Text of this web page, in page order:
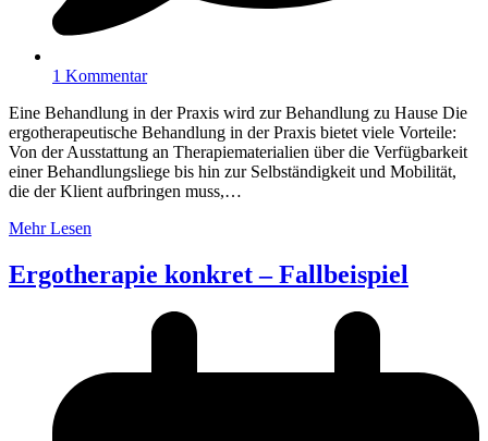
1 Kommentar
Eine Behandlung in der Praxis wird zur Behandlung zu Hause Die
ergotherapeutische Behandlung in der Praxis bietet viele Vorteile:
Von der Ausstattung an Therapiematerialien über die Verfügbarkeit
einer Behandlungsliege bis hin zur Selbständigkeit und Mobilität,
die der Klient aufbringen muss,…
Mehr Lesen
Ergotherapie konkret – Fallbeispiel